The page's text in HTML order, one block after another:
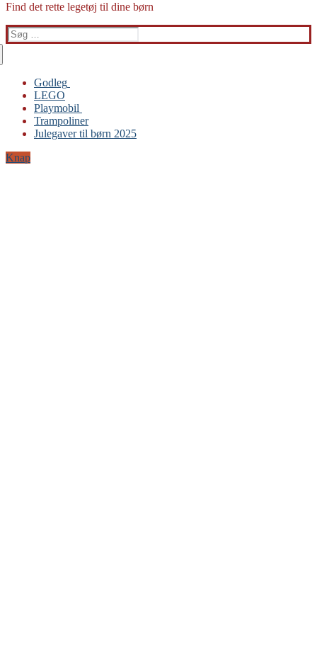
Find det rette legetøj til dine børn
Søg
efter:
Godleg
Gabby’s Dukkehus
Playmobil
Trampoliner
LEGO
LEGO
Playmobil
Trampoliner
Julegaver til børn 2025
Knap